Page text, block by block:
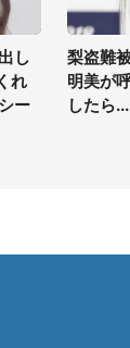
し
れ
ー
梨盗難
明美が
したら...